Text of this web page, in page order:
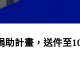
計畫，送件至